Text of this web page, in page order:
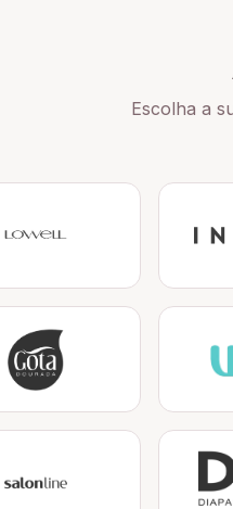
Escolha a